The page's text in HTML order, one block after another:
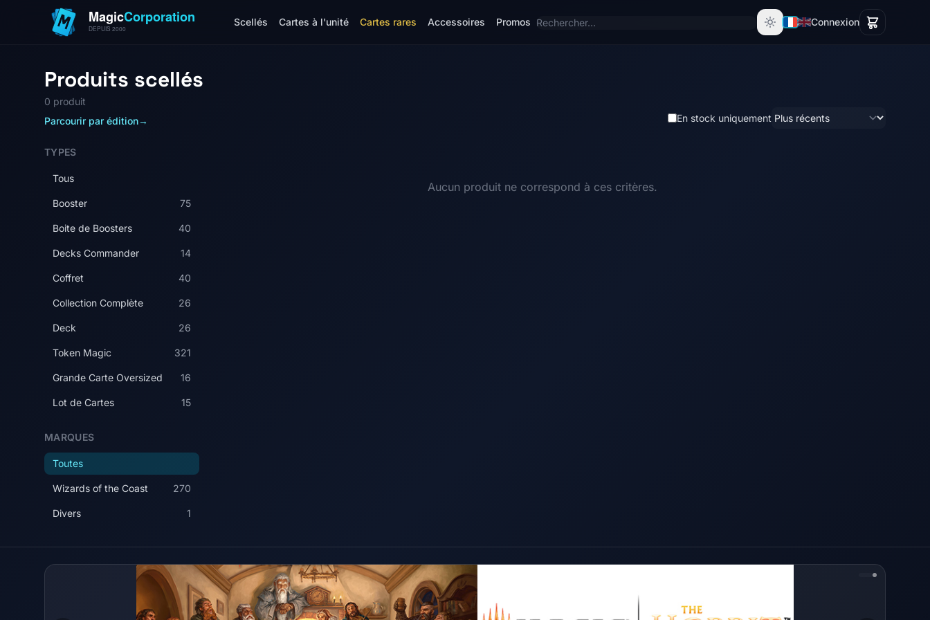
Scellés Cartes à l'unité Cartes rares Accessoires Promos Connexion
Produits scellés
0 produit
Parcourir par édition→ En stock uniquement
TYPES
Tous
Booster 75
Boite de Boosters 40
Decks Commander 14
Coffret 40
Collection Complète 26
Deck 26
Token Magic 321
Grande Carte Oversized 16
Lot de Cartes 15
MARQUES
Toutes
Wizards of the Coast 270
Divers 1
Aucun produit ne correspond à ces critères.